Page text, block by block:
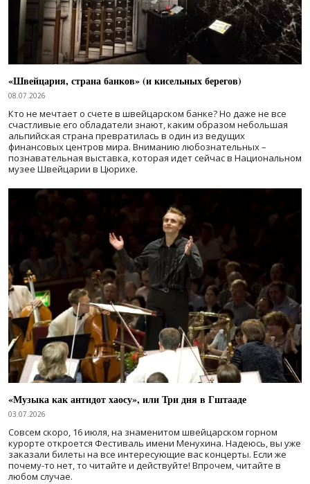
«Швейцария, страна банков» (и кисельных берегов)
08.07.2026
Кто не мечтает о счете в швейцарском банке? Но даже не все
счастливые его обладатели знают, каким образом небольшая
альпийская страна превратилась в один из ведущих
финансовых центров мира. Вниманию любознательных –
познавательная выставка, которая идет сейчас в Национальном
музее Швейцарии в Цюрихе.
«Музыка как антидот хаосу», или Три дня в Гштааде
03.07.2026
Совсем скоро, 16 июля, на знаменитом швейцарском горном
курорте откроется Фестиваль имени Менухина. Надеюсь, вы уже
заказали билеты на все интересующие вас концерты. Если же
почему-то нет, то читайте и действуйте! Впрочем, читайте в
любом случае.